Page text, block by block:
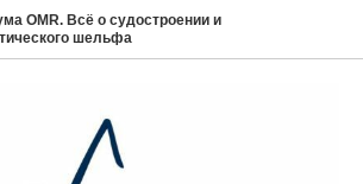
OMR. Всё о судостроении и
шельфа